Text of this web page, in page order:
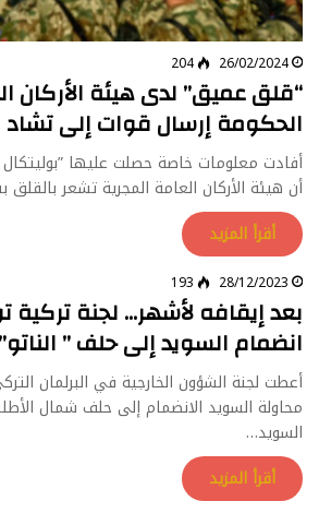
26/02/2024
204
“قلق عميق” لدى هيئة الأركان
الحكومة إرسال قوات إلى تشاد
أن هيئة الأركان العامة المجرية تشعر بالقلق
أقرأ المزيد
28/12/2023
193
بعد إيقافه لأشهر… لجنة
انضمام السويد إلى حلف ” الناتو”
أعطت لجنة الشؤون الخارجية في البرلمان
محاولة السويد الانضمام إلى حلف شمال
السويد…
أقرأ المزيد